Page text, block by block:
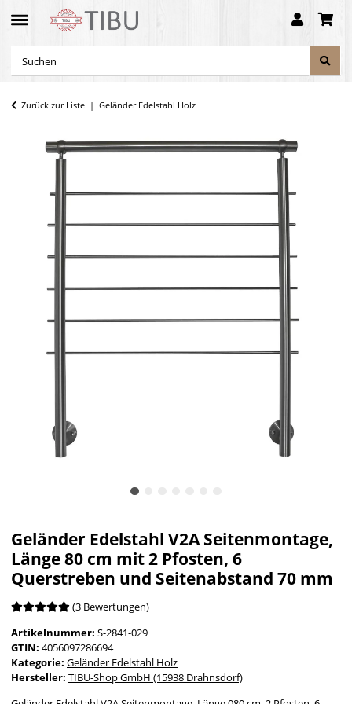
Zurück zur Liste Geländer Edelstahl Holz
Geländer Edelstahl V2A Seitenmontage,
Länge 80 cm mit 2 Pfosten, 6
Querstreben und Seitenabstand 70 mm
(3 Bewertungen)
Artikelnummer: S-2841-029
GTIN: 4056097286694
Kategorie: Geländer Edelstahl Holz
Hersteller: TIBU-Shop GmbH (15938 Drahnsdorf)